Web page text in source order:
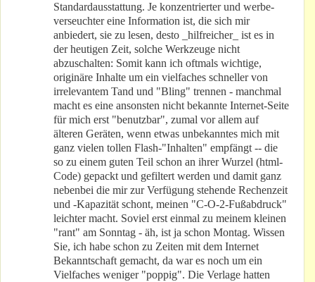
Standardausstattung. Je konzentrierter und werbe-
verseuchter eine Information ist, die sich mir
anbiedert, sie zu lesen, desto _hilfreicher_ ist es in
der heutigen Zeit, solche Werkzeuge nicht
abzuschalten: Somit kann ich oftmals wichtige,
originäre Inhalte um ein vielfaches schneller von
irrelevantem Tand und "Bling" trennen - manchmal
macht es eine ansonsten nicht bekannte Internet-Seite
für mich erst "benutzbar", zumal vor allem auf
älteren Geräten, wenn etwas unbekanntes mich mit
ganz vielen tollen Flash-"Inhalten" empfängt -- die
so zu einem guten Teil schon an ihrer Wurzel (html-
Code) gepackt und gefiltert werden und damit ganz
nebenbei die mir zur Verfügung stehende Rechenzeit
und -Kapazität schont, meinen "C-O-2-Fußabdruck"
leichter macht. Soviel erst einmal zu meinem kleinen
"rant" am Sonntag - äh, ist ja schon Montag. Wissen
Sie, ich habe schon zu Zeiten mit dem Internet
Bekanntschaft gemacht, da war es noch um ein
Vielfaches weniger "poppig". Die Verlage hatten